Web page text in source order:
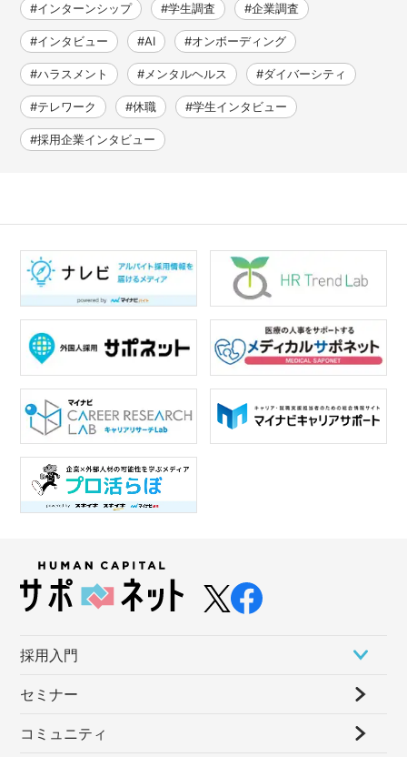
#インターンシップ #学生調査 #企業調査
#インタビュー #AI #オンボーディング
#ハラスメント #メンタルヘルス #ダイバーシティ
#テレワーク #休職 #学生インタビュー
#採用企業インタビュー
採⽤⼊⾨
セミナー
コミュニティ